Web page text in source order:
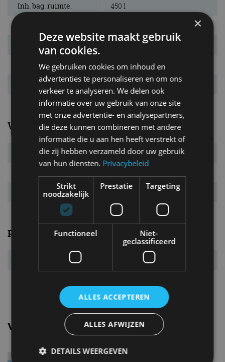
Inh. bag. ruimte. 450 l
2.670 mm
Max. aanh. gew. 1.100 kg
Tankinhoud 51 l
Verbruik
Verbr. gecomb. 5,7 l/100km
Energielabel D
Prestaties
Acc. 0-100 km/u
Vergelijkbare uitvoeringen
×
Deze website maakt gebruik
van cookies.
We gebruiken cookies om inhoud en
advertenties te personaliseren en om ons
verkeer te analyseren. We delen ook
informatie over uw gebruik van onze site
met onze advertentie- en analysepartners,
die deze kunnen combineren met andere
informatie die u aan hen heeft verstrekt of
die zij hebben verzameld door uw gebruik
van hun diensten. Privacybeleid
Strikt
noodzakelijk
Prestatie Targeting
Functioneel
Niet-
geclassificeerd
ALLES ACCEPTEREN
ALLES AFWIJZEN
DETAILS WEERGEVEN